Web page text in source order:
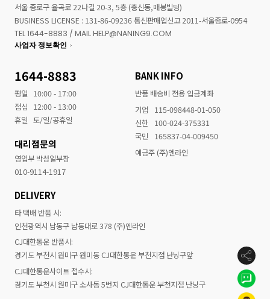
서울 종로구 율곡로 22나길 20-3, 5층 (충신동,매봉빌딩)
BUSINESS LICENSE : 131-86-09236 통신판매업신고 2011-서울종로-0954
TEL 1644-8883 / MAIL HELP@NANING9.COM
사업자 정보확인
1644-8883
평일
10:00 - 17:00
점심
12:00 - 13:00
휴일 토/일/공휴일
대리점문의
영업부 박성일부장
010-9114-1917
BANK INFO
반품 배송비 전용 입금계좌
기업
115-098448-01-050
신한
100-024-375331
국민
165837-04-009450
예금주 (주)엔라인
DELIVERY
타 택배 반품 시:
인천광역시 남동구 남동대로 378 (주)엔라인
CJ대한통운 반품시:
경기도 부천시 원미구 원미동 CJ대한통운 부천지점 난닝구앞
CJ대한통운사이트 접수시:
경기도 부천시 원미구 소사동 5번지 CJ대한통운 부천지점 난닝구